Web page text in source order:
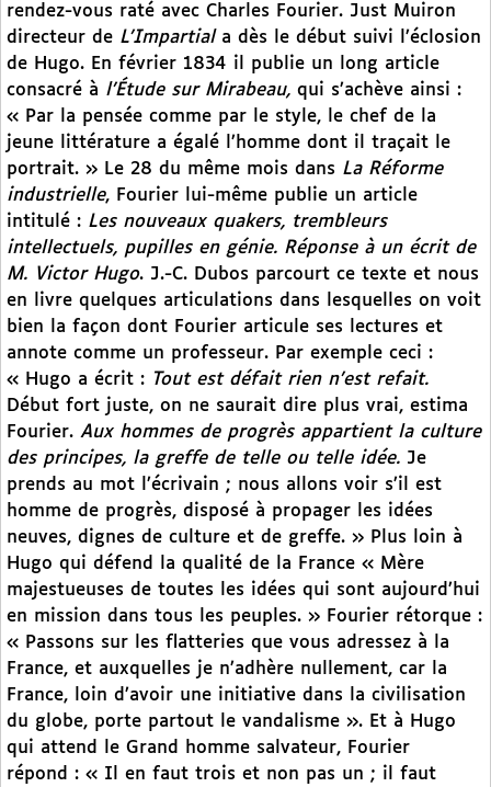
rendez-vous raté avec Charles Fourier. Just Muiron
directeur de L’Impartial a dès le début suivi l’éclosion
de Hugo. En février 1834 il publie un long article
consacré à l’Étude sur Mirabeau, qui s’achève ainsi :
« Par la pensée comme par le style, le chef de la
jeune littérature a égalé l’homme dont il traçait le
portrait. » Le 28 du même mois dans La Réforme
industrielle, Fourier lui-même publie un article
intitulé : Les nouveaux quakers, trembleurs
intellectuels, pupilles en génie. Réponse à un écrit de
M. Victor Hugo. J.-C. Dubos parcourt ce texte et nous
en livre quelques articulations dans lesquelles on voit
bien la façon dont Fourier articule ses lectures et
annote comme un professeur. Par exemple ceci :
« Hugo a écrit : Tout est défait rien n’est refait.
Début fort juste, on ne saurait dire plus vrai, estima
Fourier. Aux hommes de progrès appartient la culture
des principes, la greffe de telle ou telle idée. Je
prends au mot l’écrivain ; nous allons voir s’il est
homme de progrès, disposé à propager les idées
neuves, dignes de culture et de greffe. » Plus loin à
Hugo qui défend la qualité de la France « Mère
majestueuses de toutes les idées qui sont aujourd’hui
en mission dans tous les peuples. » Fourier rétorque :
« Passons sur les flatteries que vous adressez à la
France, et auxquelles je n’adhère nullement, car la
France, loin d’avoir une initiative dans la civilisation
du globe, porte partout le vandalisme ». Et à Hugo
qui attend le Grand homme salvateur, Fourier
répond : « Il en faut trois et non pas un ; il faut